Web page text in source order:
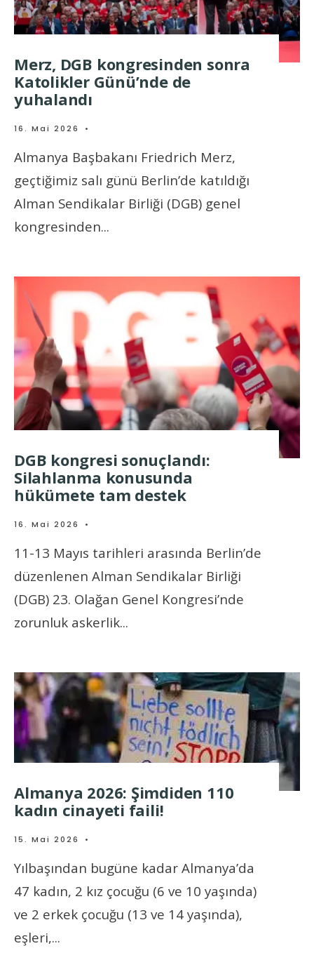
Merz, DGB kongresinden sonra
Katolikler Günü’nde de
yuhalandı
16. Mai 2026 •
Almanya Başbakanı Friedrich Merz,
geçtiğimiz salı günü Berlin’de katıldığı
Alman Sendikalar Birliği (DGB) genel
kongresinden...
DGB kongresi sonuçlandı:
Silahlanma konusunda
hükümete tam destek
16. Mai 2026 •
11-13 Mayıs tarihleri arasında Berlin’de
düzenlenen Alman Sendikalar Birliği
(DGB) 23. Olağan Genel Kongresi’nde
zorunluk askerlik...
Almanya 2026: Şimdiden 110
kadın cinayeti faili!
15. Mai 2026 •
Yılbaşından bugüne kadar Almanya’da
47 kadın, 2 kız çocuğu (6 ve 10 yaşında)
ve 2 erkek çocuğu (13 ve 14 yaşında),
eşleri,...